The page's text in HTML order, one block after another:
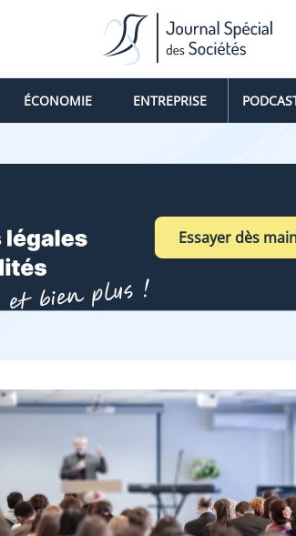
ÉCONOMIE ENTREPRISE
Essayer dès